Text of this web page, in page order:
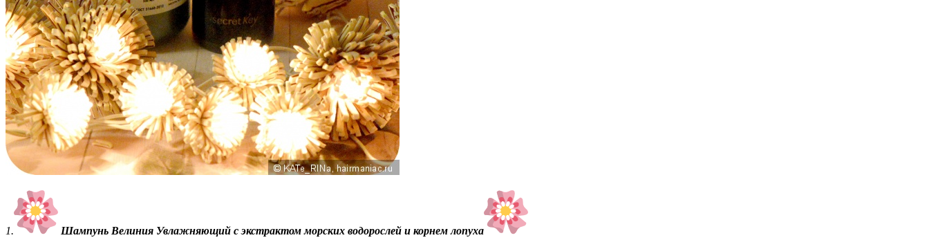
1. Шампунь Велиния Увлажняющий с экстрактом морских водорослей и корнем лопуха